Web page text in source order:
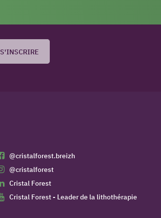
S'INSCRIRE
@cristalforest.breizh
@cristalforest
Cristal Forest
Cristal Forest - Leader de la lithothérapie